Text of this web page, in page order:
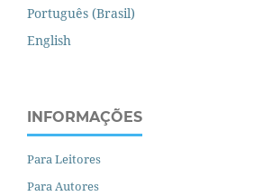
Português (Brasil)
English
INFORMAÇÕES
Para Leitores
Para Autores